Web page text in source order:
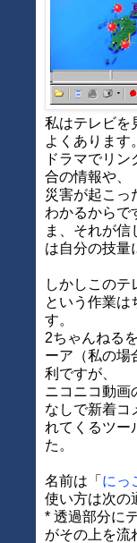
私はテレビを
よくあります。
ドラマでリ
合の情報や、
災害が起こっ
わかるからで
ま、それが信
は自分の技量
しかしこのテ
という作業は
す。
2ちゃんねる
ーア（私の場
利ですが、
ニコニコ動画
なしで新着コ
れてくるツー
た。
名前は「 にっ
使い方は次の
* 透過部分に
がその上を流